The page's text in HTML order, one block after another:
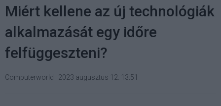
Miért kellene az új technológiák
alkalmazását egy időre
felfüggeszteni?
Computerworld 2023 augusztus 12. 13:51